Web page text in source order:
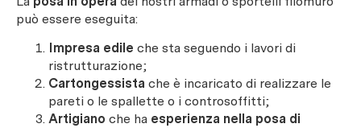
può essere eseguita:
Impresa edile che sta seguendo i lavori di
ristrutturazione;
Cartongessista che è incaricato di realizzare le
pareti o le spallette o i controsoffitti;
Artigiano che ha esperienza nella posa di